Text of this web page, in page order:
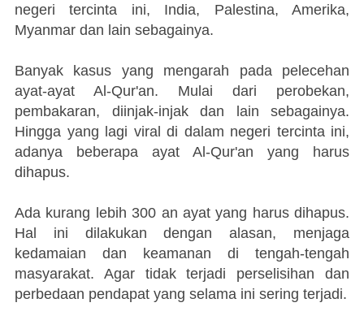
negeri tercinta ini, India, Palestina, Amerika,
Myanmar dan lain sebagainya.
Banyak kasus yang mengarah pada pelecehan
ayat-ayat Al-Qur'an. Mulai dari perobekan,
pembakaran, diinjak-injak dan lain sebagainya.
Hingga yang lagi viral di dalam negeri tercinta ini,
adanya beberapa ayat Al-Qur'an yang harus
dihapus.
Ada kurang lebih 300 an ayat yang harus dihapus.
Hal ini dilakukan dengan alasan, menjaga
kedamaian dan keamanan di tengah-tengah
masyarakat. Agar tidak terjadi perselisihan dan
perbedaan pendapat yang selama ini sering terjadi.